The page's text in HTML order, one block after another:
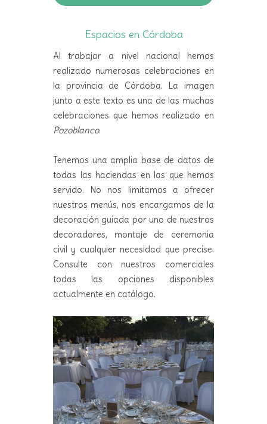
Espacios en Córdoba
Al trabajar a nivel nacional hemos
realizado numerosas celebraciones en
la provincia de Córdoba. La imagen
junto a este texto es una de las muchas
celebraciones que hemos realizado en
Pozoblanco.
Tenemos una amplia base de datos de
todas las haciendas en las que hemos
servido. No nos limitamos a ofrecer
nuestros menús, nos encargamos de la
decoración guiada por uno de nuestros
decoradores, montaje de ceremonia
civil y cualquier necesidad que precise.
Consulte con nuestros comerciales
todas las opciones disponibles
actualmente en catálogo.